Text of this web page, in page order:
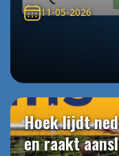
11-05-2026
Hoek lijdt
en raakt